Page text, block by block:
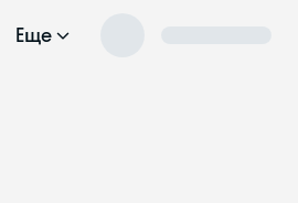
Еще